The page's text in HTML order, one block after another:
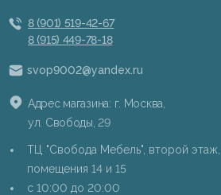
8 (901) 519-42-67
8 (915) 449-78-18
svop9002@yandex.ru
Адрес магазина: г. Москва,
ул. Свободы, 29
ТЦ "Свобода Мебель", второй этаж,
помещения 14 и 15
c 10:00 до 20:00